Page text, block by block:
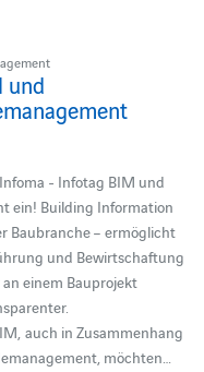
und
- Infotag BIM und
ein! Building Information
Baubranche – ermöglicht
und Bewirtschaftung
einem Bauprojekt
auch in Zusammenhang
möchten…